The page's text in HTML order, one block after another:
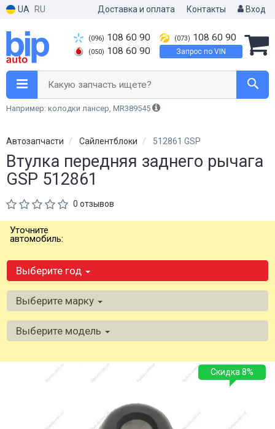
UA RU Доставка и оплата Контакты Вход
(096) 108 60 90
(050) 108 60 90
(073) 108 60 90
Запрос по VIN
Какую запчасть ищете?
Например: колодки лансер, MR389545
Автозапчасти Сайлентблоки 512861 GSP
Втулка передняя заднего рычага
GSP 512861
0 отзывов
Уточните
автомобиль:
Выберите год
Выберите марку
Выберите модель
Скидка 8%